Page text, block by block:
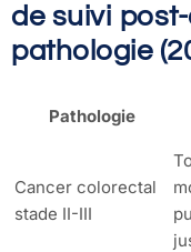
de suivi
pathologie
Pathologie
Cancer colorectal
stade II-III